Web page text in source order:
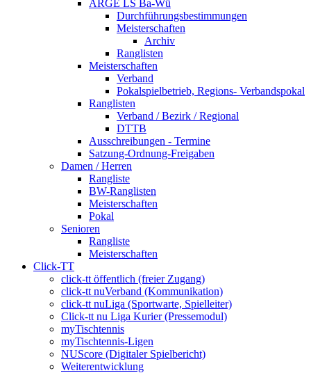
ARGE LS Ba-Wü
Durchführungsbestimmungen
Meisterschaften
Archiv
Ranglisten
Meisterschaften
Verband
Pokalspielbetrieb, Regions- Verbandspokal
Ranglisten
Verband / Bezirk / Regional
DTTB
Ausschreibungen - Termine
Satzung-Ordnung-Freigaben
Damen / Herren
Rangliste
BW-Ranglisten
Meisterschaften
Pokal
Senioren
Rangliste
Meisterschaften
Click-TT
click-tt öffentlich (freier Zugang)
click-tt nuVerband (Kommunikation)
click-tt nuLiga (Sportwarte, Spielleiter)
Click-tt nu Liga Kurier (Pressemodul)
myTischtennis
myTischtennis-Ligen
NUScore (Digitaler Spielbericht)
Weiterentwicklung